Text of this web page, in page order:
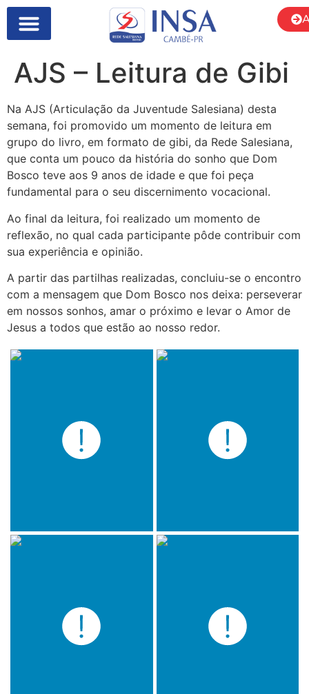
AJS – Leitura de Gibi
Na AJS (Articulação da Juventude Salesiana) desta
semana, foi promovido um momento de leitura em
grupo do livro, em formato de gibi, da Rede Salesiana,
que conta um pouco da história do sonho que Dom
Bosco teve aos 9 anos de idade e que foi peça
fundamental para o seu discernimento vocacional.
Ao final da leitura, foi realizado um momento de
reflexão, no qual cada participante pôde contribuir com
sua experiência e opinião.
A partir das partilhas realizadas, concluiu-se o encontro
com a mensagem que Dom Bosco nos deixa: perseverar
em nossos sonhos, amar o próximo e levar o Amor de
Jesus a todos que estão ao nosso redor.